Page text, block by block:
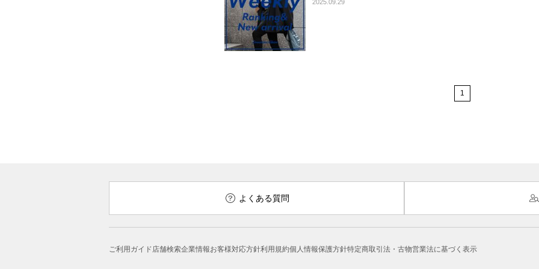
2025.09.29
1
よくある質問
ご利用ガイド店舗検索企業情報お客様対応方針利用規約個人情報保護方針特定商取引法・古物営業法に基づく表示